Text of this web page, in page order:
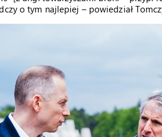
o tym najlepiej – powiedział